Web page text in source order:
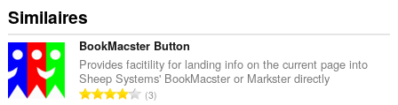
Similaires
BookMacster Button
Provides facitility for landing info on the current page into
Sheep Systems' BookMacster or Markster directly
N3